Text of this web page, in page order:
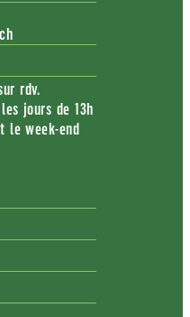
rdv.
jours de 13h
le week-end